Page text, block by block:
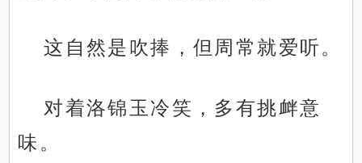
这自然是吹捧，但周常就爱听。
对着洛锦玉冷笑，多有挑衅意
味。